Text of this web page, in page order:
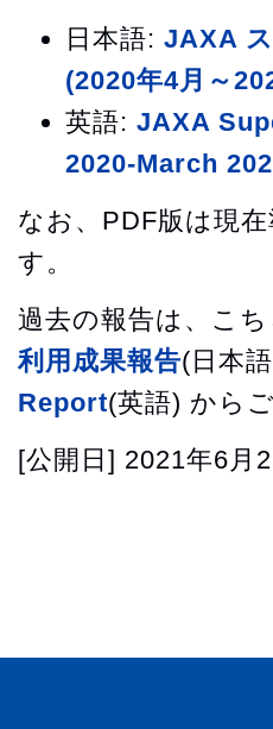
日本語: JAXA
(2020年4月～
英語: JAXA
2020-March
なお、PDF版は現
す。
過去の報告は、こち
利用成果報告(日本
Report(英語) から
[公開日] 2021年6月